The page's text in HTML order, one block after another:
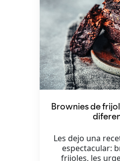
Brownies de
Les dejo una
espectacular:
frijoles, les